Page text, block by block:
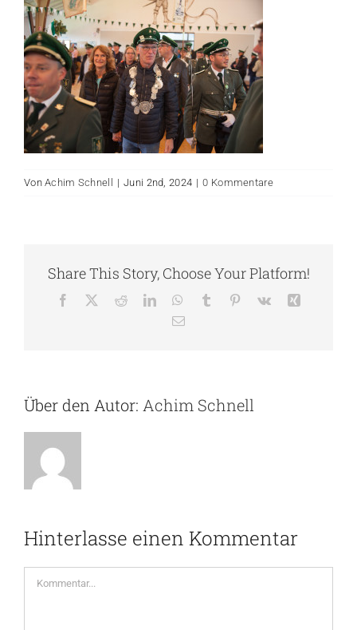
VonAchim Schnell | Juni 2nd, 2024 | 0 Kommentare
Share This Story, Choose Your Platform!
Facebook RedditLinkedInWhatsApp
Tumblr Pinterest
Vk
E-
Über den Autor: Achim Schnell
Hinterlasse einen Kommentar
Kommentar